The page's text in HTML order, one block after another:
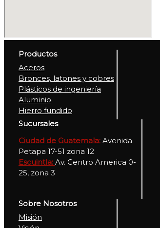
Productos
Aceros
Bronces, latones y cobres
Plásticos de ingeniería
Aluminio
Hierro fundido
Sucursales
Ciudad de Guatemala: Avenida
Petapa 17-51 zona 12
Escuintla: Av. Centro America 0-
25, zona 3
Sobre Nosotros
Misión